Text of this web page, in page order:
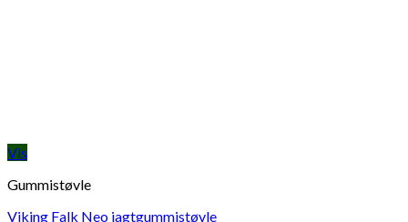
Vis
Gummistøvle
Viking Falk Neo jagtgummistøvle